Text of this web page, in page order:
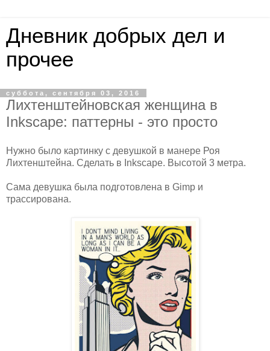
Дневник добрых дел и
прочее
суббота, сентября 03, 2016
Лихтенштейновская женщина в
Inkscape: паттерны - это просто
Нужно было картинку с девушкой в манере Роя
Лихтенштейна. Сделать в Inkscape. Высотой 3 метра.
Сама девушка была подготовлена в Gimp и
трассирована.